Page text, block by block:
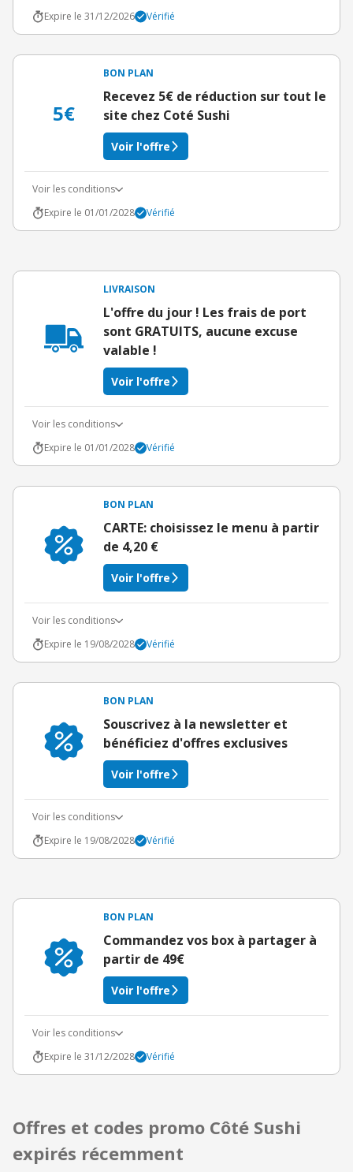
Expire le 31/12/2026
Vérifié
5€
BON PLAN
Recevez 5€ de réduction sur tout le
site chez Coté Sushi
Voir l'offre
Voir les conditions
Expire le 01/01/2028
Vérifié
LIVRAISON
L'offre du jour ! Les frais de port
sont GRATUITS, aucune excuse
valable !
Voir l'offre
Voir les conditions
Expire le 01/01/2028
Vérifié
BON PLAN
CARTE: choisissez le menu à partir
de 4,20 €
Voir l'offre
Voir les conditions
Expire le 19/08/2028
Vérifié
BON PLAN
Souscrivez à la newsletter et
bénéficiez d'offres exclusives
Voir l'offre
Voir les conditions
Expire le 19/08/2028
Vérifié
BON PLAN
Commandez vos box à partager à
partir de 49€
Voir l'offre
Voir les conditions
Expire le 31/12/2028
Vérifié
Offres et codes promo Côté Sushi
expirés récemment